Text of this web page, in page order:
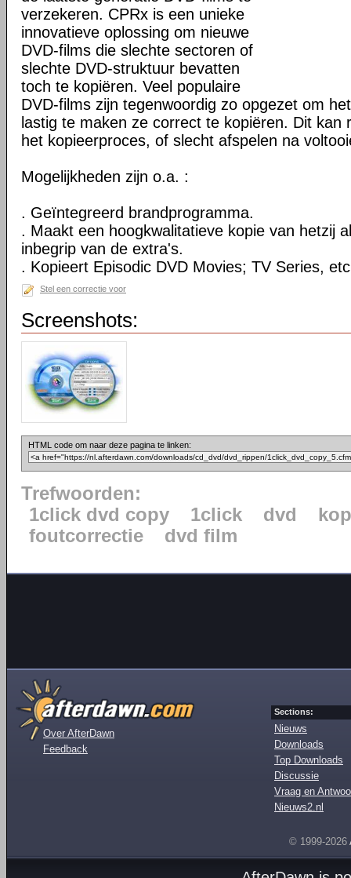
verzekeren. CPRx is een unieke
innovatieve oplossing om nieuwe
DVD-films die slechte sectoren of
slechte DVD-struktuur bevatten
toch te kopiëren. Veel populaire
DVD-films zijn tegenwoordig zo opgezet om
lastig te maken ze correct te kopiëren. Dit kan
het kopieerproces, of slecht afspelen na
Mogelijkheden zijn o.a. :
. Geïntegreerd brandprogramma.
. Maakt een hoogkwalitatieve kopie van hetzij
inbegrip van de extra's.
. Kopieert Episodic DVD Movies; TV Series,
Stel een correctie voor
Screenshots:
HTML code om naar deze pagina te linken:
Trefwoorden:
1click dvd copy
1click dvd
foutcorrectie
dvd film
Over AfterDawn
Feedback
Sections:
Nieuws
Downloads
Top Downloads
Discussie
Vraag en
Nieuws2.nl
© 1999-2026